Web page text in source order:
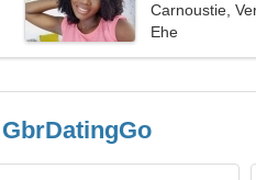
Carnoustie,
Ehe